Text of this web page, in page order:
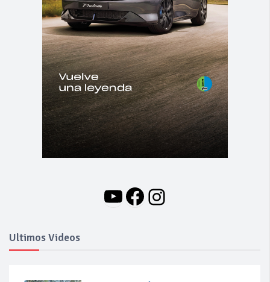
YouTube
Facebook
Instagram
Ultimos Videos